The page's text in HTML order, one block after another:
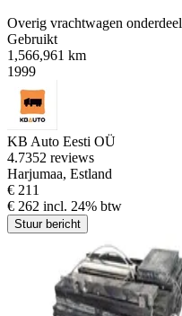
Overig vrachtwagen onderdeel
Gebruikt
1,566,961 km
1999
KB Auto Eesti OÜ
4.7352 reviews
Harjumaa, Estland
€ 211
€ 262 incl. 24% btw
Stuur bericht